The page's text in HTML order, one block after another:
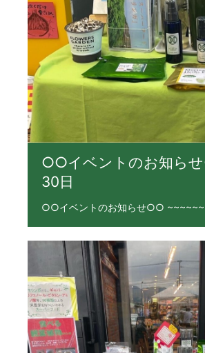
○○イベントのお知ら
30日
○○イベントのお知らせ○○ ~~~~~~